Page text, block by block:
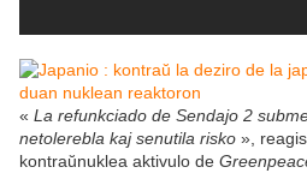
« La refunkciado de Sendajo 2
netolerebla kaj senutila risko », reagis
kontraŭnuklea aktivulo de